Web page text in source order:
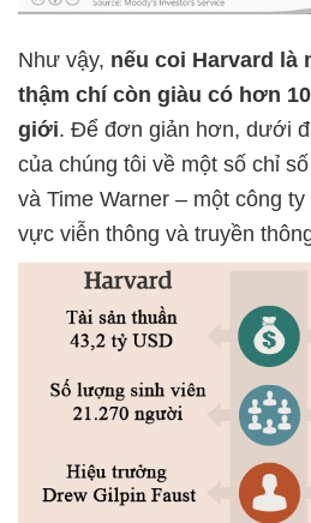
Như vậy, nếu coi Harvard là
thậm chí còn giàu có hơn
giới. Để đơn giản hơn, dưới
của chúng tôi về một số chỉ
và Time Warner – một công
vực viễn thông và truyền